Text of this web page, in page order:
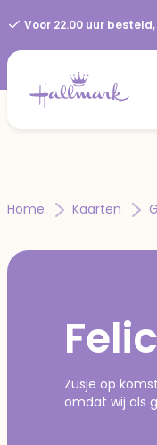
Voor 22.00 uur
Home Kaarten
Zusje op
omdat wij als